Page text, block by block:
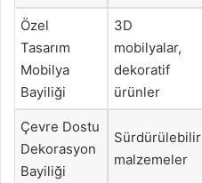
Özel
Tasarım
Mobilya
Bayiliği
3D
mobilyalar,
dekoratif
ürünler
Çevre Dostu
Dekorasyon
Bayiliği
Sürdürülebilir
malzemeler